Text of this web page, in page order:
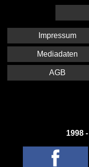
1998
Impressum
Mediadaten
AGB